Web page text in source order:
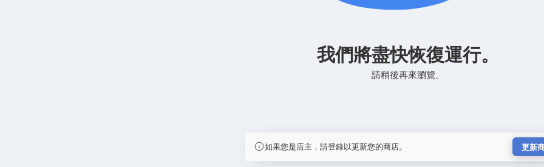
我們將盡快恢復運行。
請稍後再來瀏覽。
如果您是店主，請登錄以更新您的商店。 更新